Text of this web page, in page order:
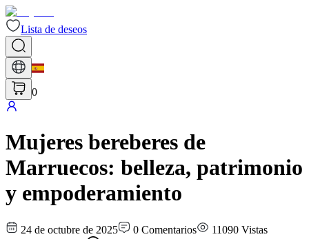
Lista de deseos
0
Mujeres bereberes de
Marruecos: belleza, patrimonio
y empoderamiento
24 de octubre de 2025 0 Comentarios 11090 Vistas